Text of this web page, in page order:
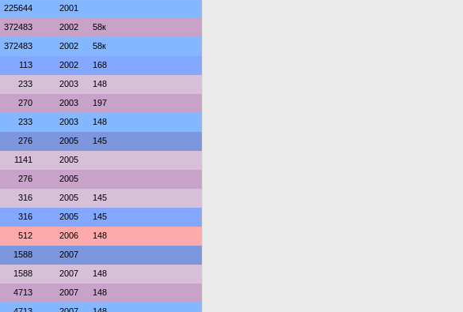
225644 2001
372483 2002 58к
372483 2002 58к
113 2002 168
233 2003 148
270 2003 197
233 2003 148
276 2005 145
1141 2005
276 2005
316 2005 145
316 2005 145
512 2006 148
1588 2007
1588 2007 148
4713 2007 148